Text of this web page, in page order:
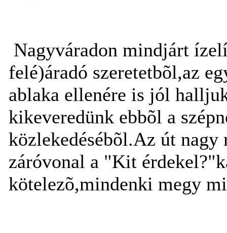
Nagyváradon mindjárt
felé)áradó szeretetbõl,az
ablaka ellenére is jól
kikeveredünk ebbõl a
közlekedésébõl.Az út nagy
záróvonal a "Kit
kötelezõ,mindenki megy